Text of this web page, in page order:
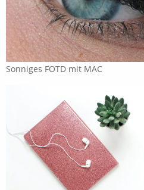
Sonniges FOTD mit MAC